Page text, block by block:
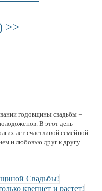
>>
годовщины свадьбы –
В этот день
лет счастливой семейной
и любовью друг к другу.